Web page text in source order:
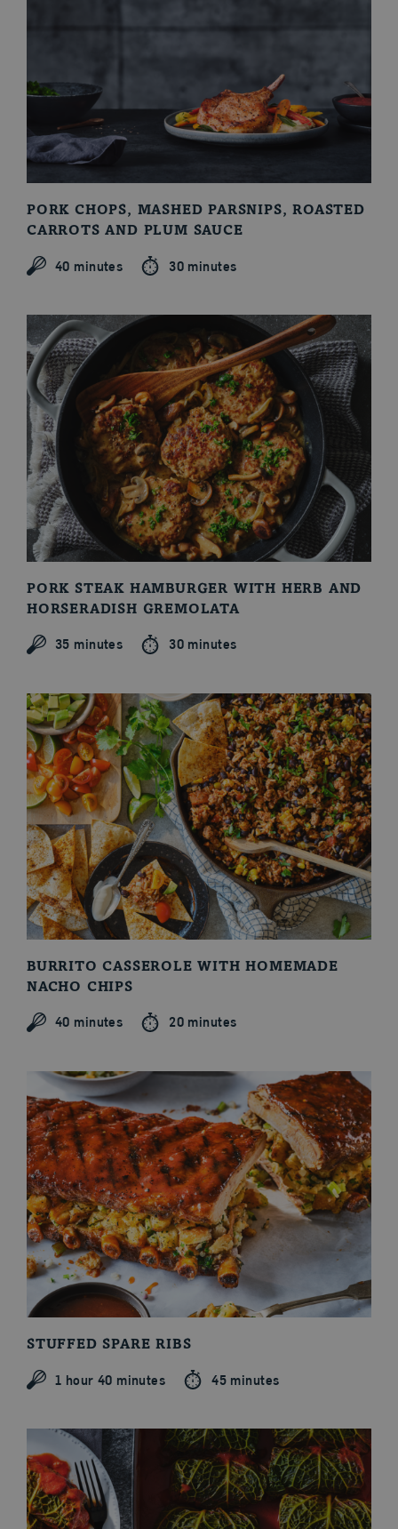
Seasonal Theme
Articles
PORK CHOPS, MASHED PARSNIPS, ROASTED
CARROTS AND PLUM SAUCE
40 minutes 30 minutes
PORK STEAK HAMBURGER WITH HERB AND
HORSERADISH GREMOLATA
35 minutes 30 minutes
BURRITO CASSEROLE WITH HOMEMADE
NACHO CHIPS
40 minutes 20 minutes
STUFFED SPARE RIBS
1 hour 40 minutes 45 minutes